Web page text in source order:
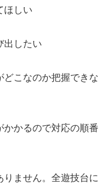
ほしい
したい
どこなのか把握できな
るので対応の順番
ません。全遊技台に